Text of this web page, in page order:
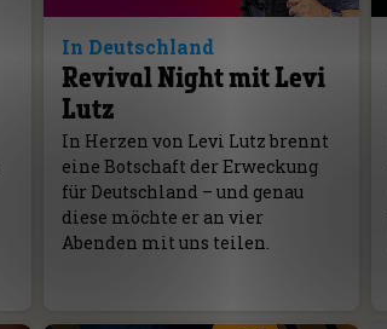
In Deutschland
Revival Night mit Levi
Lutz
In Herzen von Levi Lutz brennt
eine Botschaft der Erweckung
für Deutschland – und genau
diese möchte er an vier
Abenden mit uns teilen.